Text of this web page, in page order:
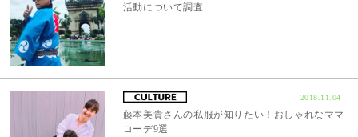
活動について調査
2018.11.04
藤本美貴さんの私服が知りたい！おしゃれなママ
コーデ9選